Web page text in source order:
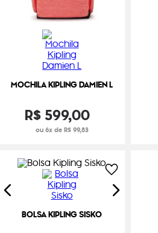
MOCHILA KIPLING DAMIEN L
R$599,00
ou 6x de R$ 99,83
BOLSA KIPLING SISKO